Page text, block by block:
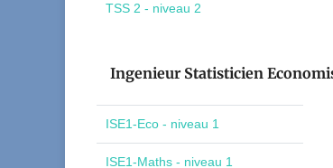
TSS 2 - niveau 2
Ingenieur Statisticien
ISE1-Eco - niveau 1
ISE1-Maths - niveau 1